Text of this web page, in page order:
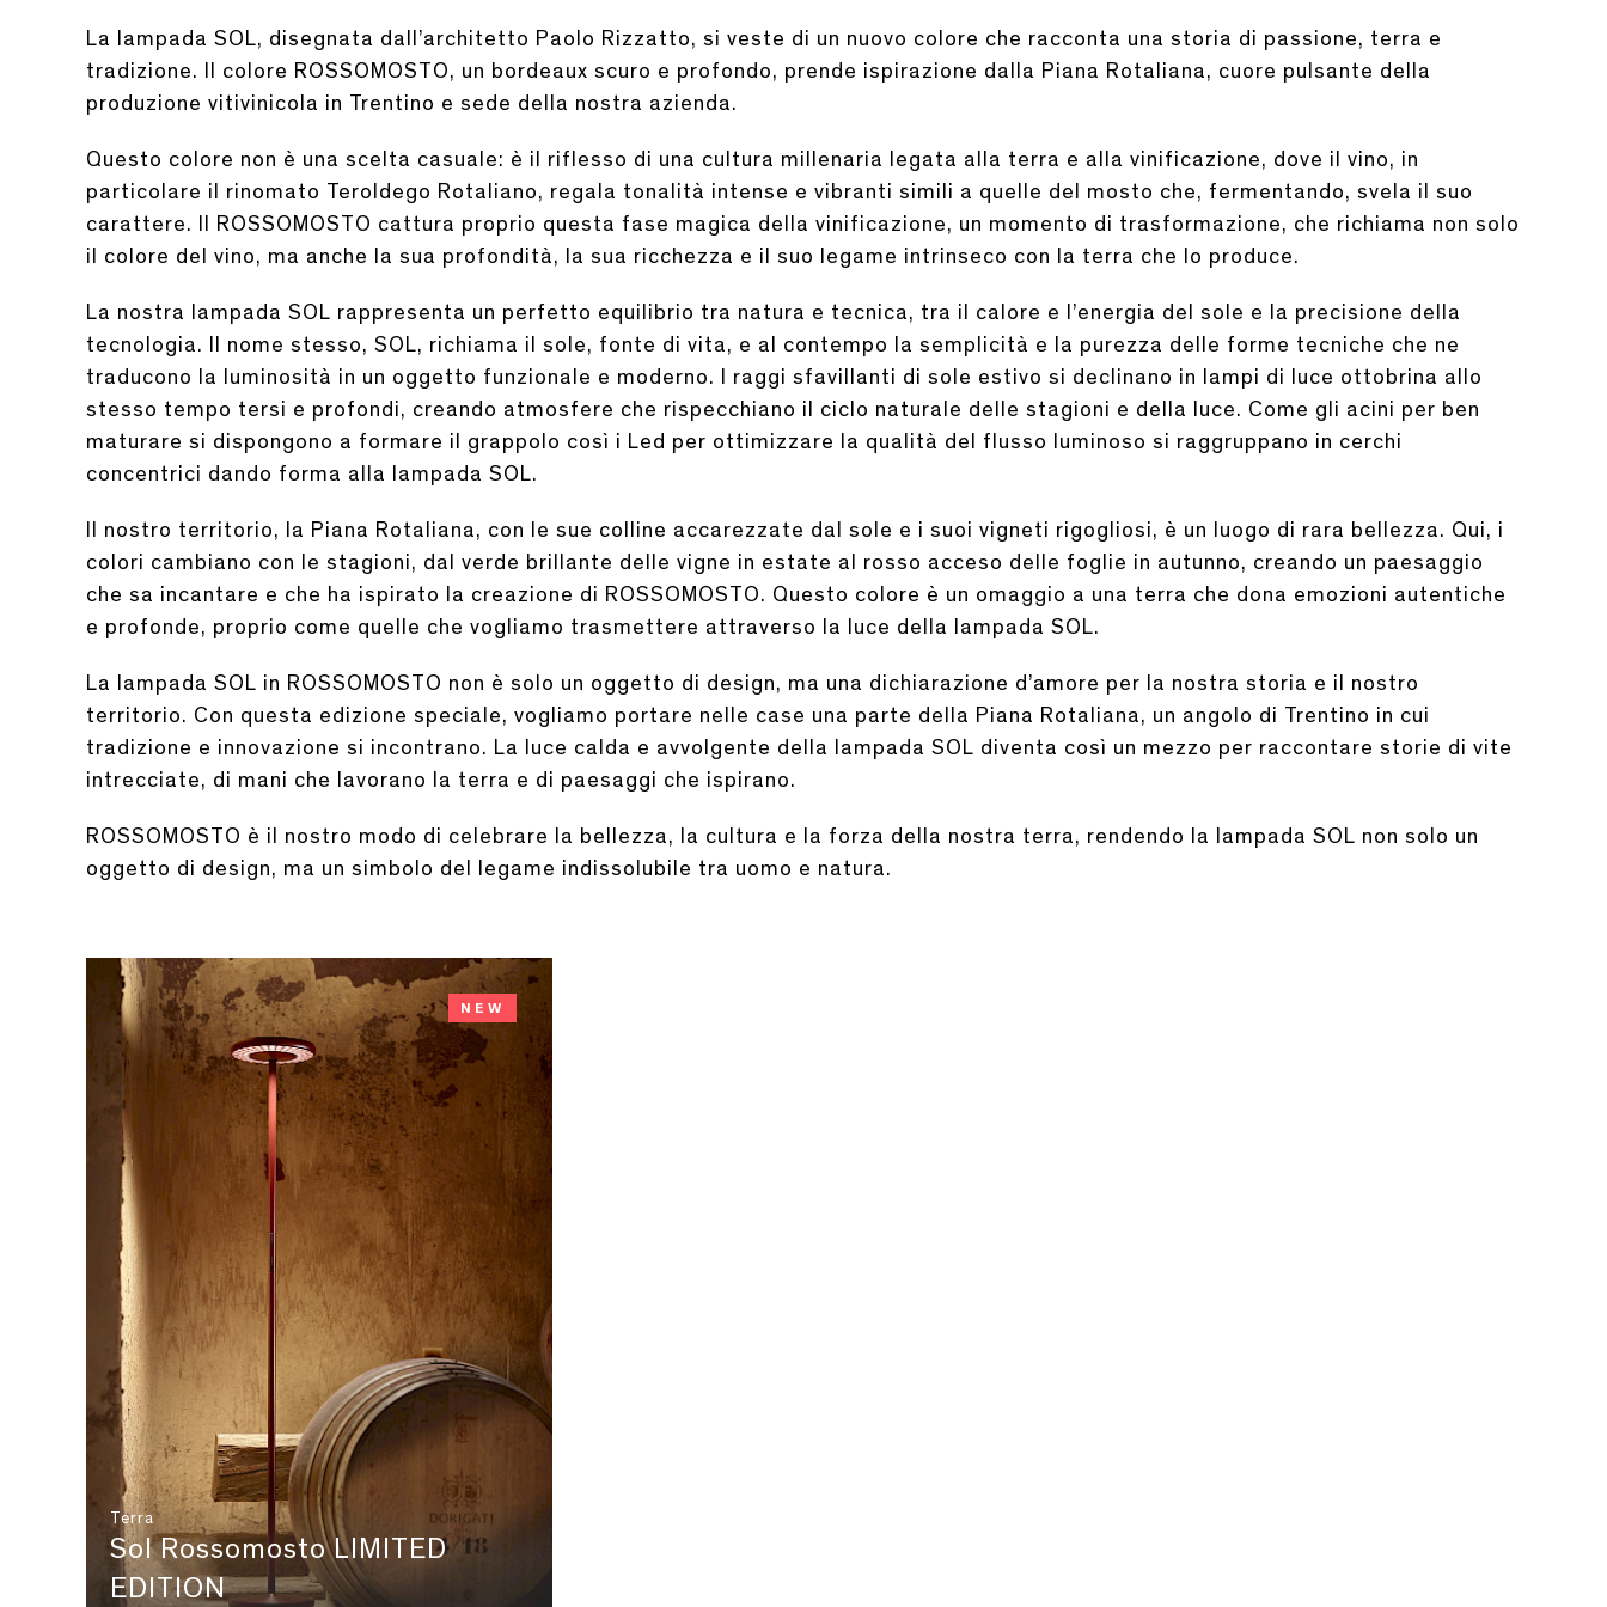
La lampada SOL, disegnata dall’architetto Paolo Rizzatto, si veste di un nuovo colore che racconta una storia di passione, terra e
tradizione. Il colore ROSSOMOSTO, un bordeaux scuro e profondo, prende ispirazione dalla Piana Rotaliana, cuore pulsante della
produzione vitivinicola in Trentino e sede della nostra azienda.
Questo colore non è una scelta casuale: è il riflesso di una cultura millenaria legata alla terra e alla vinificazione, dove il vino, in
particolare il rinomato Teroldego Rotaliano, regala tonalità intense e vibranti simili a quelle del mosto che, fermentando, svela il suo
carattere. Il ROSSOMOSTO cattura proprio questa fase magica della vinificazione, un momento di trasformazione, che richiama non solo
il colore del vino, ma anche la sua profondità, la sua ricchezza e il suo legame intrinseco con la terra che lo produce.
La nostra lampada SOL rappresenta un perfetto equilibrio tra natura e tecnica, tra il calore e l’energia del sole e la precisione della
tecnologia. Il nome stesso, SOL, richiama il sole, fonte di vita, e al contempo la semplicità e la purezza delle forme tecniche che ne
traducono la luminosità in un oggetto funzionale e moderno. I raggi sfavillanti di sole estivo si declinano in lampi di luce ottobrina allo
stesso tempo tersi e profondi, creando atmosfere che rispecchiano il ciclo naturale delle stagioni e della luce. Come gli acini per ben
maturare si dispongono a formare il grappolo così i Led per ottimizzare la qualità del flusso luminoso si raggruppano in cerchi
concentrici dando forma alla lampada SOL.
Il nostro territorio, la Piana Rotaliana, con le sue colline accarezzate dal sole e i suoi vigneti rigogliosi, è un luogo di rara bellezza. Qui, i
colori cambiano con le stagioni, dal verde brillante delle vigne in estate al rosso acceso delle foglie in autunno, creando un paesaggio
che sa incantare e che ha ispirato la creazione di ROSSOMOSTO. Questo colore è un omaggio a una terra che dona emozioni autentiche
e profonde, proprio come quelle che vogliamo trasmettere attraverso la luce della lampada SOL.
La lampada SOL in ROSSOMOSTO non è solo un oggetto di design, ma una dichiarazione d’amore per la nostra storia e il nostro
territorio. Con questa edizione speciale, vogliamo portare nelle case una parte della Piana Rotaliana, un angolo di Trentino in cui
tradizione e innovazione si incontrano. La luce calda e avvolgente della lampada SOL diventa così un mezzo per raccontare storie di vite
intrecciate, di mani che lavorano la terra e di paesaggi che ispirano.
ROSSOMOSTO è il nostro modo di celebrare la bellezza, la cultura e la forza della nostra terra, rendendo la lampada SOL non solo un
oggetto di design, ma un simbolo del legame indissolubile tra uomo e natura.
NEW
Terra
Sol Rossomosto LIMITED
EDITION